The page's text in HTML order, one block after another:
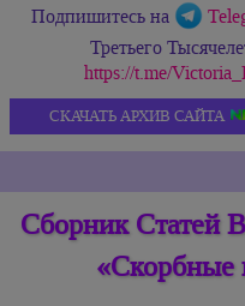
Подпишитесь на
Третьего
https://t.me/
СКАЧАТЬ АРХИВ САЙТА
Сборник Статей
«Скорбные